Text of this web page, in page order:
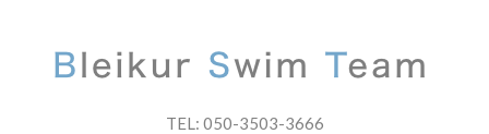
TEL: 050-3503-3666